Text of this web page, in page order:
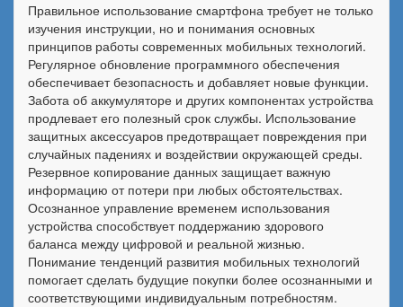
Правильное использование смартфона требует не только
изучения инструкции, но и понимания основных
принципов работы современных мобильных технологий.
Регулярное обновление программного обеспечения
обеспечивает безопасность и добавляет новые функции.
Забота об аккумуляторе и других компонентах устройства
продлевает его полезный срок службы. Использование
защитных аксессуаров предотвращает повреждения при
случайных падениях и воздействии окружающей среды.
Резервное копирование данных защищает важную
информацию от потери при любых обстоятельствах.
Осознанное управление временем использования
устройства способствует поддержанию здорового
баланса между цифровой и реальной жизнью.
Понимание тенденций развития мобильных технологий
помогает сделать будущие покупки более осознанными и
соответствующими индивидуальным потребностям.